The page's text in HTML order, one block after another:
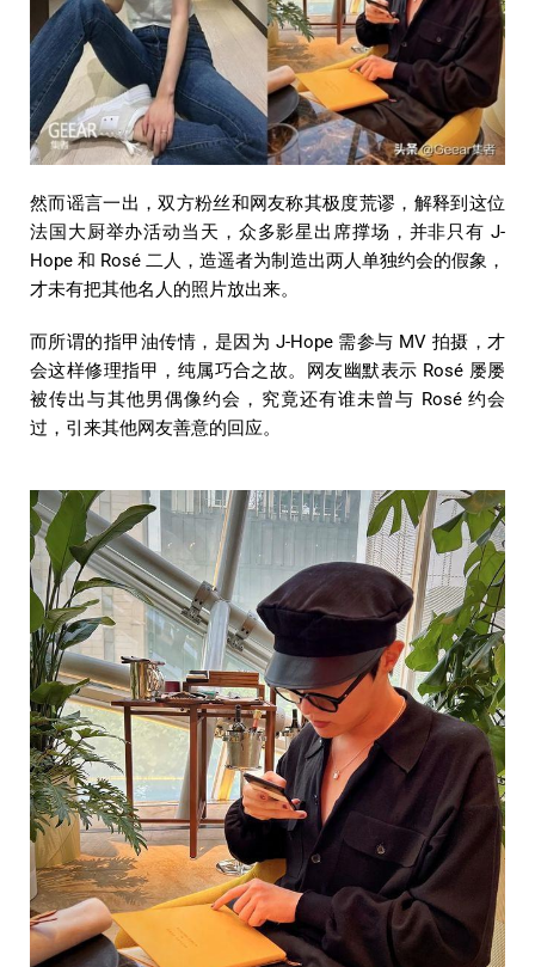
然而谣言一出，双方粉丝和网友称其极度荒谬，解释到这位
法国大厨举办活动当天，众多影星出席撑场，并非只有 J-
Hope 和 Rosé 二人，造遥者为制造出两人单独约会的假象，
才未有把其他名人的照片放出来。
而所谓的指甲油传情，是因为 J-Hope 需参与 MV 拍摄，才
会这样修理指甲，纯属巧合之故。网友幽默表示 Rosé 屡屡
被传出与其他男偶像约会，究竟还有谁未曾与 Rosé 约会
过，引来其他网友善意的回应。